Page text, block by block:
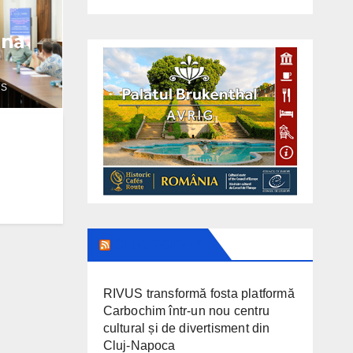
RIVUS transformă fosta platformă
Carbochim într-un nou centru
cultural și de divertisment din
Cluj-Napoca